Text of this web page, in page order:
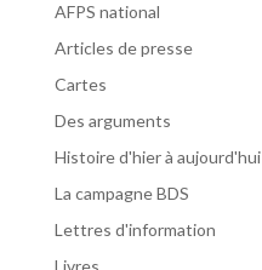
AFPS national
Articles de presse
Cartes
Des arguments
Histoire d'hier à aujourd'hui
La campagne BDS
Lettres d'information
Livres